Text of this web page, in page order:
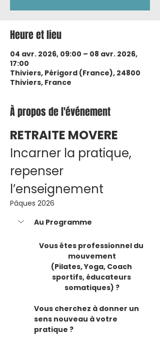
Heure et lieu
04 avr. 2026, 09:00 – 08 avr. 2026,
17:00
Thiviers, Périgord (France), 24800
Thiviers, France
À propos de l'événement
RETRAITE MOVERE
Incarner la pratique,
repenser
l’enseignement
Pâques 2026
Au Programme
​Vous êtes professionnel du
mouvement
(Pilates, Yoga, Coach
sportifs, éducateurs
somatiques) ?
Vous cherchez à donner un
sens nouveau à votre
pratique ?